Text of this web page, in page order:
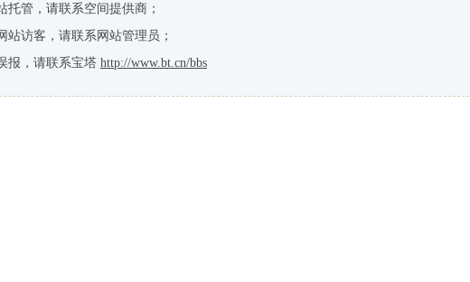
托管，请联系空间提供商；
站访客，请联系网站管理员；
报，请联系宝塔 http://www.bt.cn/bbs